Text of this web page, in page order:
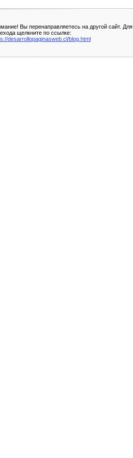
Вы перенаправляетесь на другой сайт. Для
щелкните по ссылке:
desarrollopaginasweb.cl/blog.html